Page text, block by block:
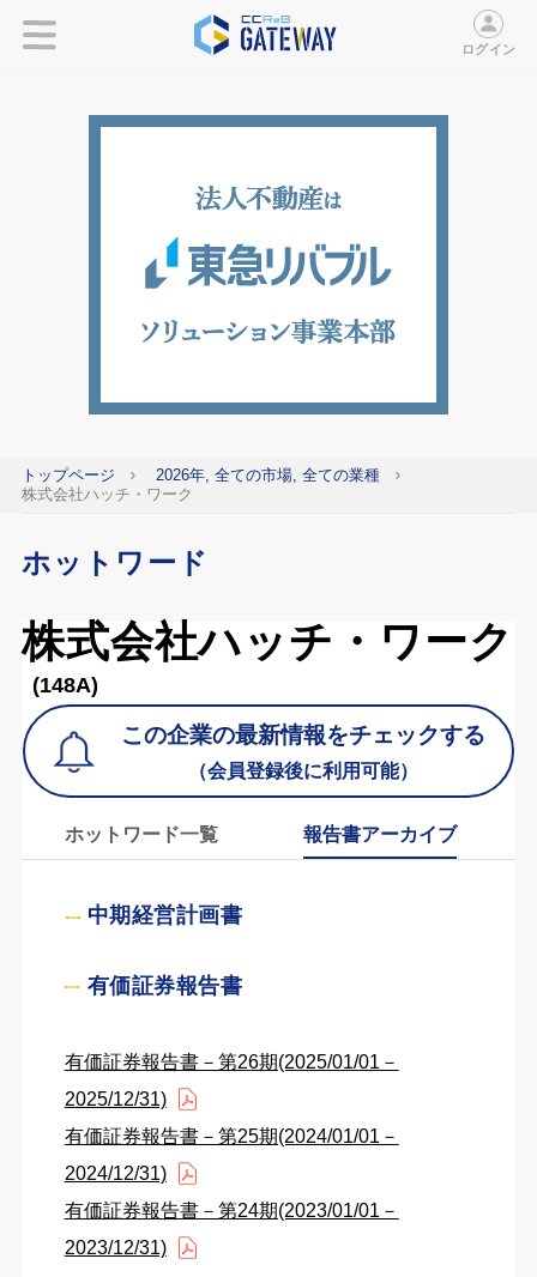
ログイン
トップページ
2026年, 全ての市場, 全ての業種
株式会社ハッチ・ワーク
ホットワード
株式会社ハッチ・ワーク
(148A)
この企業の最新情報をチェックする
（会員登録後に利用可能）
ホットワード一覧 報告書アーカイブ
中期経営計画書
有価証券報告書
有価証券報告書－第26期(2025/01/01－
2025/12/31)
有価証券報告書－第25期(2024/01/01－
2024/12/31)
有価証券報告書－第24期(2023/01/01－
2023/12/31)